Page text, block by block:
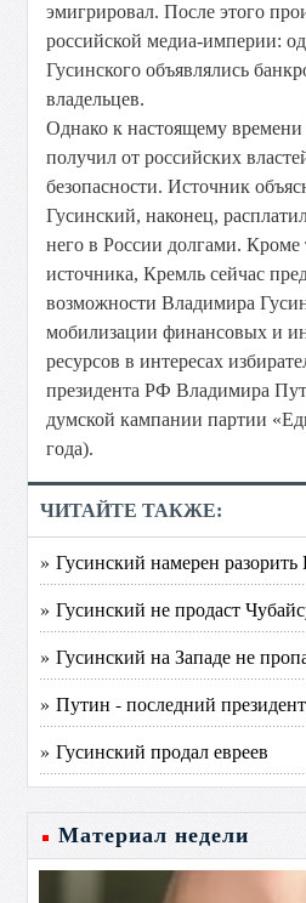
эмигрировал. После этого
российской медиа-империи:
Гусинского объявлялись
владельцев.
Однако к настоящему
получил от российских
безопасности. Источник
Гусинский, наконец,
него в России долгами. Кроме
источника, Кремль сейчас
возможности Владимира
мобилизации финансовых и
ресурсов в интересах
президента РФ Владимира
думской кампании партии
года).
ЧИТАЙТЕ ТАКЖЕ:
» Гусинский намерен
» Гусинский не продаст
» Гусинский на Западе не
» Путин - последний
» Гусинский продал евреев
Материал недели